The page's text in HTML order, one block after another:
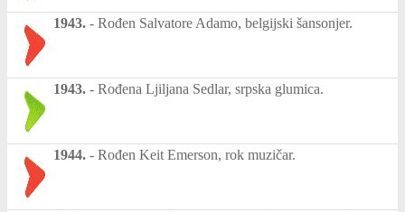
1943. - Rođen Salvatore Adamo, belgijski šansonjer.
1943. - Rođena Ljiljana Sedlar, srpska glumica.
1944. - Rođen Keit Emerson, rok muzičar.